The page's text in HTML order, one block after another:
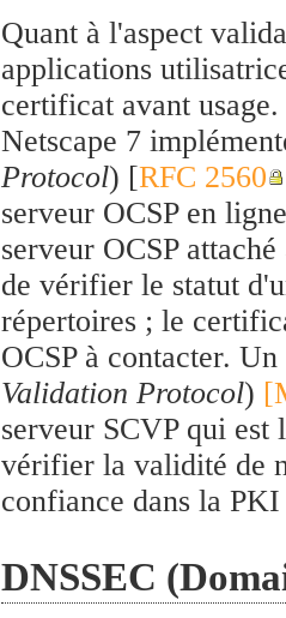
Quant à l'aspect
applications
certificat avant
Netscape 7
Protocol) [RFC 2560
serveur OCSP en
serveur OCSP
de vérifier le statut
répertoires ; le
OCSP à contacter.
Validation Protocol)
serveur SCVP qui est
vérifier la validité de
confiance dans la
DNSSEC